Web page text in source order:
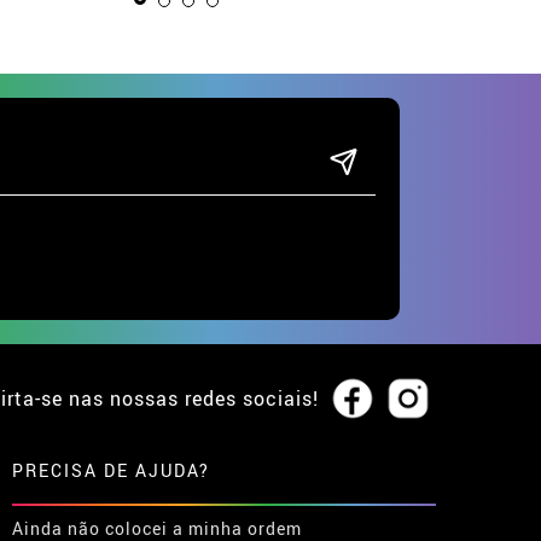
se nas nossas redes sociais!
PRECISA DE AJUDA?
Ainda não colocei a minha ordem